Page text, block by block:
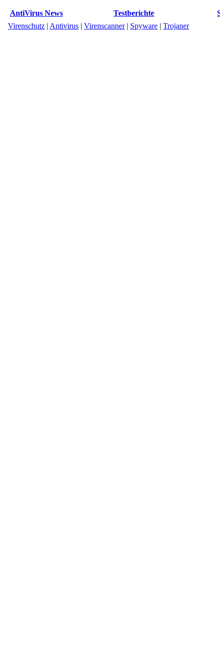
AntiVirus News Testberichte
Virenschutz | Antivirus | Virenscanner| Spyware | Trojaner